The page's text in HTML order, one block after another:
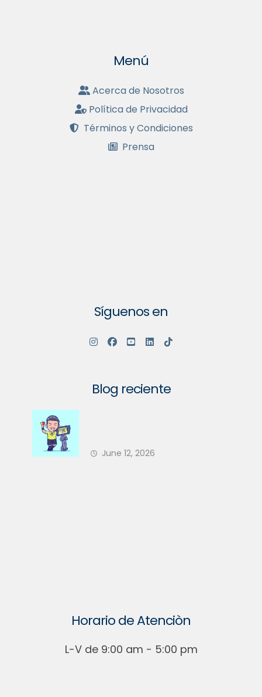
Menú
Acerca de Nosotros
Política de Privacidad
Términos y Condiciones
Prensa
Síguenos en
Blog reciente
Su PH Preparado?
June 12, 2026
Horario de Atenciòn
L-V de 9:00 am - 5:00 pm